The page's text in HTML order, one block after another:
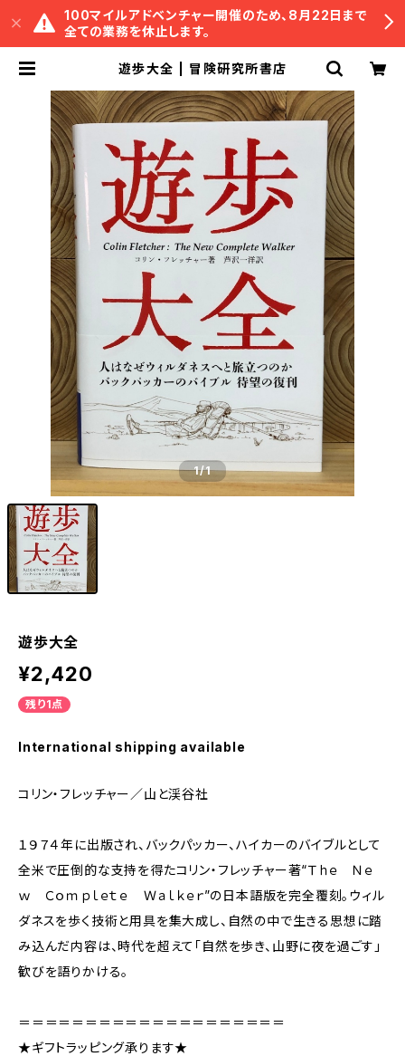
100マイルアドベンチャー開催のため、8月22日まで
全ての業務を休止します。
遊歩大全 | 冒険研究所書店
1/1
遊歩大全
¥2,420
残り1点
International shipping available
コリン・フレッチャー／山と渓谷社
１９７４年に出版され、バックパッカー、ハイカーのバイブルとして
全米で圧倒的な支持を得たコリン・フレッチャー著“Ｔｈｅ Ｎｅ
ｗ Ｃｏｍｐｌｅｔｅ Ｗａｌｋｅｒ”の日本語版を完全覆刻。ウィル
ダネスを歩く技術と用具を集大成し、自然の中で生きる思想に踏
み込んだ内容は、時代を超えて「自然を歩き、山野に夜を過ごす」
歓びを語りかける。
＝＝＝＝＝＝＝＝＝＝＝＝＝＝＝＝＝＝＝＝
★ギフトラッピング承ります★